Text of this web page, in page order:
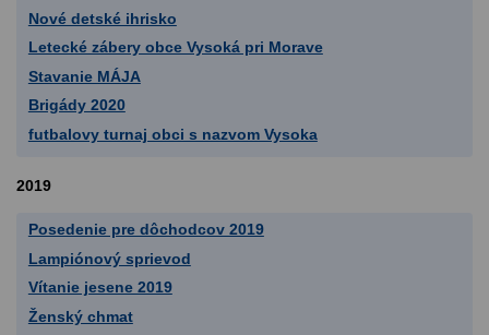
Nové detské ihrisko
Letecké zábery obce Vysoká pri Morave
Stavanie MÁJA
Brigády 2020
futbalovy turnaj obci s nazvom Vysoka
2019
Posedenie pre dôchodcov 2019
Lampiónový sprievod
Vítanie jesene 2019
Ženský chmat